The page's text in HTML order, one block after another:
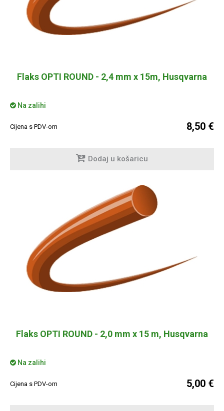
Flaks OPTI ROUND - 2,4 mm x 15m, Husqvarna
Na zalihi
Cijena s PDV-om 8,50 €
Dodaj u košaricu
Flaks OPTI ROUND - 2,0 mm x 15 m, Husqvarna
Na zalihi
Cijena s PDV-om 5,00 €